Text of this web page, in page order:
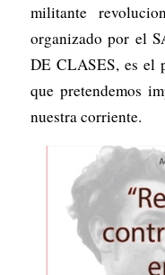
militante
organizado por el
DE CLASES, es el
que pretendemos
nuestra corriente.